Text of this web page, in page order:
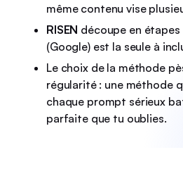
même contenu vise
RISEN découpe en étapes
(Google) est la seule à
Le choix de la méthode
régularité : une méthode
chaque prompt sérieux
parfaite que tu oublies.